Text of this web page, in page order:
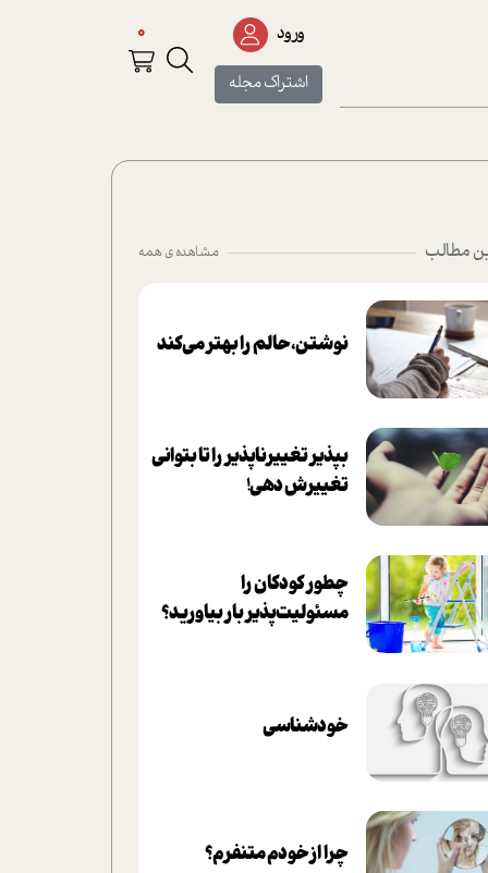
ورود
اشتراک مجله
0
مطالب مشاهده ی همه
نوشتن، حالم را بهتر می‌کند
بپذير تغييرناپذير را تا بتواني
تغييرش دهي!‏
چطور کودکان را
مسئولیت‌پذیر بار بیاورید؟
خودشناسی
چرا از خودم متنفرم؟